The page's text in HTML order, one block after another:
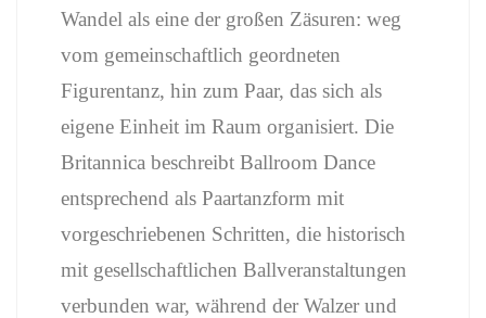
Wandel als eine der großen Zäsuren: weg
vom gemeinschaftlich geordneten
Figurentanz, hin zum Paar, das sich als
eigene Einheit im Raum organisiert. Die
Britannica beschreibt Ballroom Dance
entsprechend als Paartanzform mit
vorgeschriebenen Schritten, die historisch
mit gesellschaftlichen Ballveranstaltungen
verbunden war, während der Walzer und